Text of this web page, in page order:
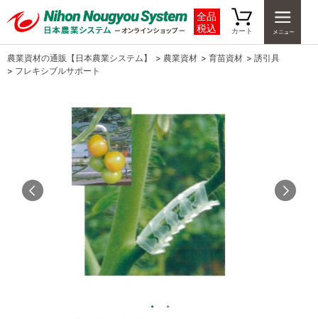
全品
税込
カート
農業資材の通販【日本農業システム】 > 農業資材 > 育苗資材 > 誘引具
> フレキシブルサポート